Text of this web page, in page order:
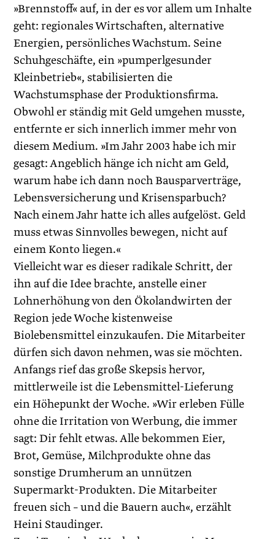
»Brennstoff« auf, in der es vor allem um Inhalte
geht: regionales Wirtschaften, alternative
Energien, persönliches Wachstum. Seine
Schuhgeschäfte, ein »pumperlgesunder
Kleinbetrieb«, stabilisierten die
Wachstumsphase der Produktionsfirma.
Obwohl er ständig mit Geld umgehen musste,
entfernte er sich innerlich immer mehr von
diesem Medium. »Im Jahr 2003 habe ich mir
gesagt: Angeblich hänge ich nicht am Geld,
warum habe ich dann noch Bausparverträge,
Lebensversicherung und Krisensparbuch?
Nach einem Jahr hatte ich alles aufgelöst. Geld
muss etwas Sinnvolles bewegen, nicht auf
einem Konto liegen.«
Vielleicht war es dieser radikale Schritt, der
ihn auf die Idee brachte, anstelle einer
Lohnerhöhung von den Ökolandwirten der
Region jede Woche kistenweise
Biolebensmittel einzukaufen. Die Mitarbeiter
dürfen sich davon nehmen, was sie möchten.
Anfangs rief das große Skepsis hervor,
mittlerweile ist die Lebensmittel-Lieferung
ein Höhepunkt der Woche. »Wir erleben Fülle
ohne die Irritation von Werbung, die immer
sagt: Dir fehlt etwas. Alle bekommen Eier,
Brot, Gemüse, Milchprodukte ohne das
sonstige Drumherum an unnützen
Supermarkt-Produkten. Die Mitarbeiter
freuen sich – und die Bauern auch«, erzählt
Heini Staudinger.